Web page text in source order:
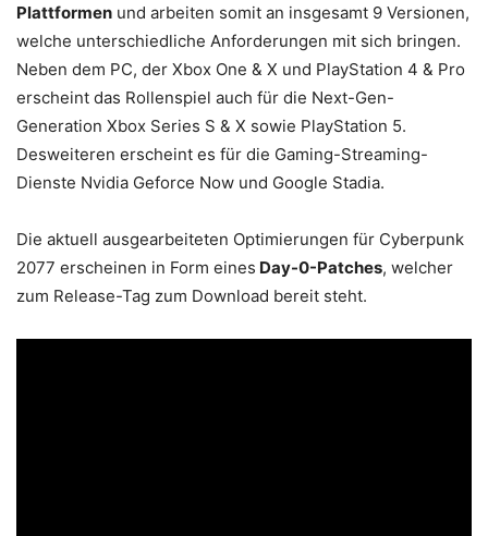
Plattformen und arbeiten somit an insgesamt 9 Versionen,
welche unterschiedliche Anforderungen mit sich bringen.
Neben dem PC, der Xbox One & X und PlayStation 4 & Pro
erscheint das Rollenspiel auch für die Next-Gen-
Generation Xbox Series S & X sowie PlayStation 5.
Desweiteren erscheint es für die Gaming-Streaming-
Dienste Nvidia Geforce Now und Google Stadia.
Die aktuell ausgearbeiteten Optimierungen für Cyberpunk
2077 erscheinen in Form eines Day-0-Patches, welcher
zum Release-Tag zum Download bereit steht.